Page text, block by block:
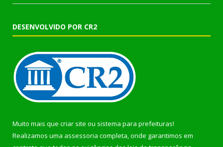
DESENVOLVIDO POR CR2
Muito mais que criar site ou sistema para prefeituras!
Realizamos uma assessoria completa, onde garantimos em